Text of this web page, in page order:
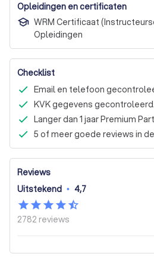
Opleidingen en certificaten
WRM Certificaat
Opleidingen
Checklist
Email en telefoon
KVK gegevens gecontroleerd.
Langer dan 1 jaar Premium
5 of meer goede reviews in
Reviews
Uitstekend • 4,7
2782 reviews